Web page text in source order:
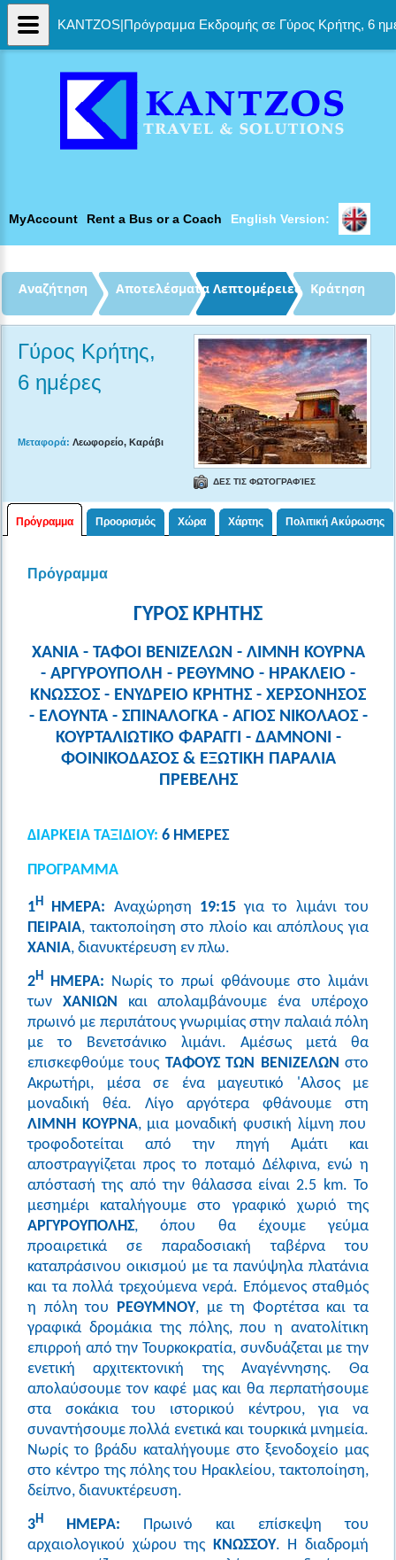
MyAccount Rent a Bus or a Coach English Version:
KANTZOS|Πρόγραμμα Εκδρομής σε Γύρος Κρήτης, 6